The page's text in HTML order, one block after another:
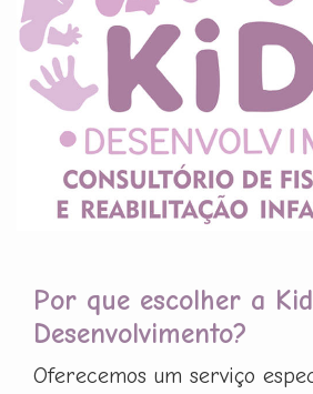
Por que escolher a
Desenvolvimento?
Oferecemos um serviço